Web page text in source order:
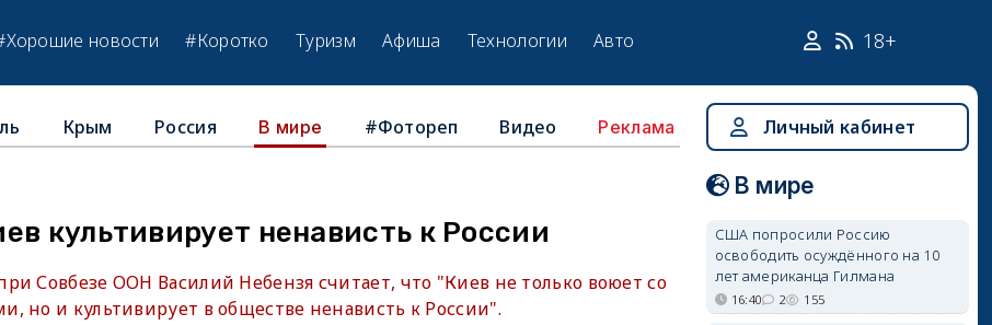
новости #Коротко Туризм Афиша Технологии Авто 18+
Крым Россия В мире #Фотореп Видео Реклама
культивирует ненависть к России
Совбезе ООН Василий Небензя считает, что "Киев не только воюет со
но и культивирует в обществе ненависть к России".
Личный кабинет
В мире
США попросили Россию
освободить осуждённого на 10
лет американца Гилмана
16:40 2 155